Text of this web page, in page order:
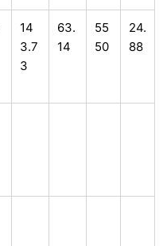
14
3.7
3
63.
14
55
50
24.
88